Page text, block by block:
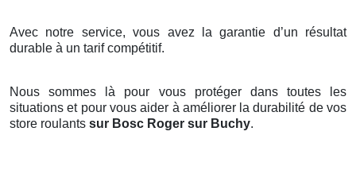
Avec notre service, vous avez la garantie d’un résultat
durable à un tarif compétitif.
Nous sommes là pour vous protéger dans toutes les
situations et pour vous aider à améliorer la durabilité de vos
store roulants sur Bosc Roger sur Buchy.